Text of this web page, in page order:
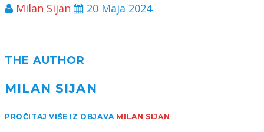
Milan Sijan 20 Maja 2024
THE AUTHOR
MILAN SIJAN
PROČITAJ VIŠE IZ OBJAVA MILAN SIJAN